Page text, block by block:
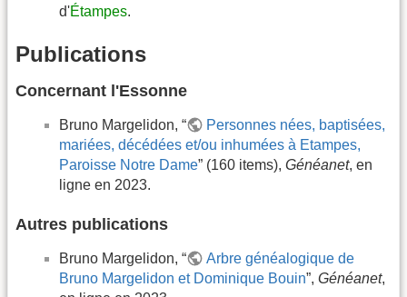
d'Étampes.
Publications
Concernant l'Essonne
Bruno Margelidon, “
Personnes nées, baptisées,
mariées, décédées et/ou inhumées à Etampes,
Paroisse Notre Dame” (160 items), Généanet, en
ligne en 2023.
Autres publications
Bruno Margelidon, “
Arbre généalogique de
Bruno Margelidon et Dominique Bouin”, Généanet,